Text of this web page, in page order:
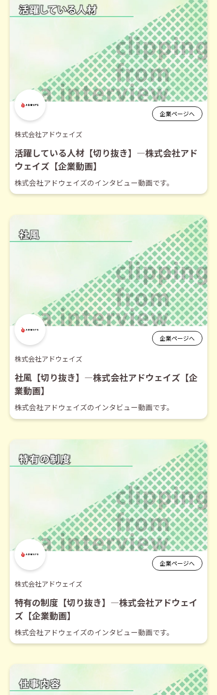
企業ページへ
株式会社アドウェイズ
活躍している人材【切り抜き】―株式会社アド
ウェイズ【企業動画】
株式会社アドウェイズのインタビュー動画です。
企業ページへ
株式会社アドウェイズ
社風【切り抜き】―株式会社アドウェイズ【企
業動画】
株式会社アドウェイズのインタビュー動画です。
企業ページへ
株式会社アドウェイズ
特有の制度【切り抜き】―株式会社アドウェイ
ズ【企業動画】
株式会社アドウェイズのインタビュー動画です。